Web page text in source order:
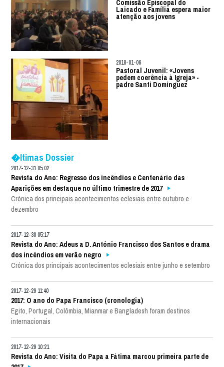
Comissão Episcopal do
Laicado e Família espera maior
atenção aos jovens
2018-01-06
Pastoral Juvenil: «Jovens
pedem coerência à Igreja» -
padre Santi Dominguez
�ltimas Dossier
2017-12-31 05:02
Revista do Ano: Regresso dos incêndios e Centenário das
Aparições em destaque no último trimestre de 2017
Crónica dos principais acontecimentos eclesiais entre outubro e
dezembro
2017-12-30 05:17
Revista do Ano: Adeus a D. António Francisco dos Santos e drama
dos incêndios em verão negro
Crónica dos principais acontecimentos eclesiais entre junho e setembro
2017-12-29 11:40
2017: O ano do Papa Francisco (cronologia)
Egito, Portugal, Colômbia, Mianmar e Bangladesh foram destinos
internacionais
2017-12-29 10:21
Revista do Ano: Visita do Papa a Fátima marcou primeira parte de